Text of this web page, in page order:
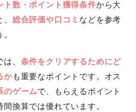
ト数・ポイント獲得条件から大
総合評価や口コミ などを参考
、 条件をクリアするためにど
かも重要なポイントです。オス
のゲームで、もらえるポイント
換算では優れています。